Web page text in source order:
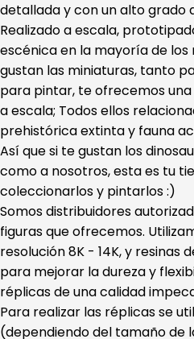
detallada y con un alto grado
Realizado a escala,
escénica en la mayoría de
gustan las miniaturas, tanto
para pintar, te ofrecemos
a escala; Todos ellos
prehistórica extinta y fauna
Así que si te gustan los
como a nosotros, esta es tu
coleccionarlos y pintarlos :)
Somos distribuidores
figuras que ofrecemos.
resolución 8K - 14K, y resinas
para mejorar la dureza y
réplicas de una calidad
Para realizar las réplicas se
(dependiendo del tamaño de